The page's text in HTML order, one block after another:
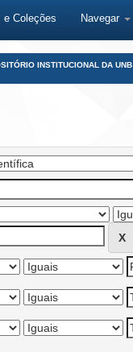
e Coleções Navegar
INSTITUCIONAL DA UNB